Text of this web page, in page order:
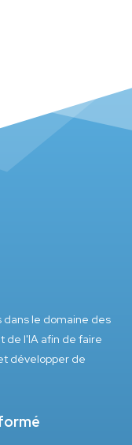
dans le domaine des
de l'IA afin de faire
développer de